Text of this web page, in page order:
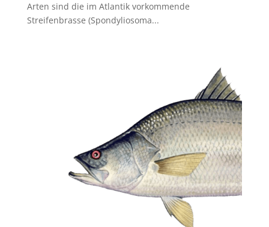
Arten sind die im Atlantik vorkommende
Streifenbrasse (Spondyliosoma...